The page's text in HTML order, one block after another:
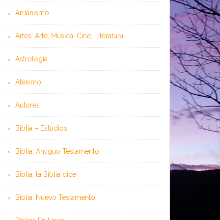
Arrianismo
Artes: Arte, Música, Cine, Literatura
Astrología
Ateísmo
Autores
Biblia – Estudios
Biblia: Antiguo Testamento
Biblia: la Biblia dice
Biblia: Nuevo Testamento